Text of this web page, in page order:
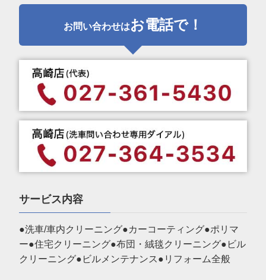
お問い合わせはお電話で！
サービス内容
●洗車/車内クリーニング●カーコーティング●ポリマ
ー●住宅クリーニング●布団・絨毯クリーニング●ビル
クリーニング●ビルメンテナンス●リフォーム全般